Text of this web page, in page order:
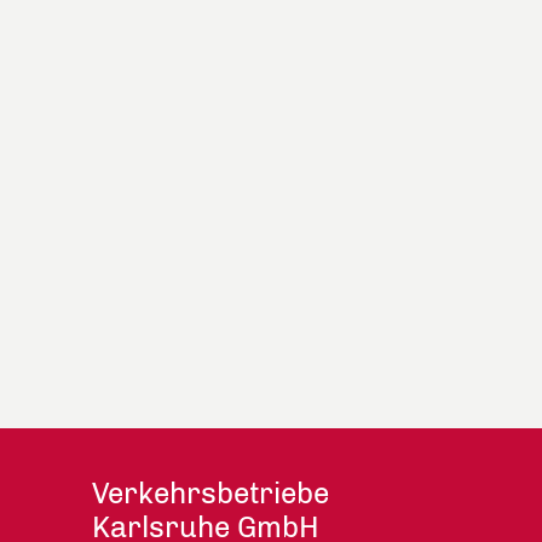
Verkehrsbetriebe
Karlsruhe GmbH